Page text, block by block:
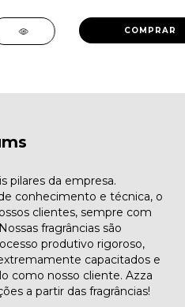
COMPRAR
pilares da empresa.
conhecimento e técnica, o
clientes, sempre com
fragrâncias são
produtivo rigoroso,
capacitados e
como nosso cliente. Azza
a partir das fragrâncias!